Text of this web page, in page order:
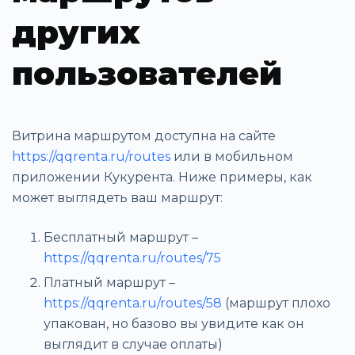
других
пользователей
Витрина маршрутом доступна на сайте
https://qqrenta.ru/routes или в мобильном
приложении Кукурента. Ниже примеры, как
может выглядеть ваш маршрут:
Бесплатный маршрут –
https://qqrenta.ru/routes/75
Платный маршрут –
https://qqrenta.ru/routes/58 (маршрут плохо
упакован, но базово вы увидите как он
выглядит в случае оплаты)